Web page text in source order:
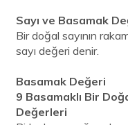
Sayı ve Basamak
Bir doğal sayının
sayı değeri denir.
Basamak Değeri
9 Basamaklı Bir
Değerleri